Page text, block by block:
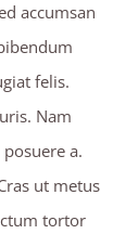
accumsan
felis.
Nam
a.
ut metus
tortor